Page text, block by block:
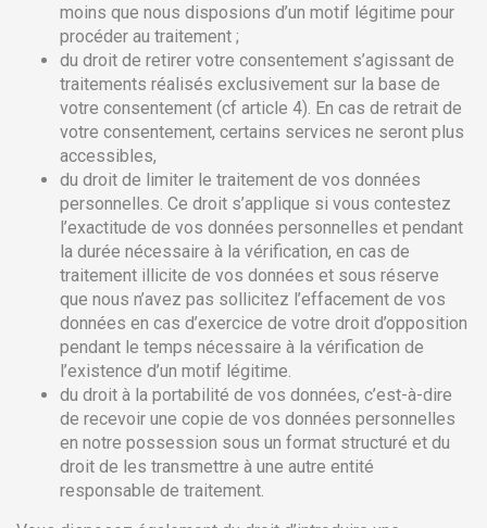
moins que nous disposions d’un motif légitime pour
procéder au traitement ;
du droit de retirer votre consentement s’agissant de
traitements réalisés exclusivement sur la base de
votre consentement (cf article 4). En cas de retrait de
votre consentement, certains services ne seront plus
accessibles,
du droit de limiter le traitement de vos données
personnelles. Ce droit s’applique si vous contestez
l’exactitude de vos données personnelles et pendant
la durée nécessaire à la vérification, en cas de
traitement illicite de vos données et sous réserve
que nous n’avez pas sollicitez l’effacement de vos
données en cas d’exercice de votre droit d’opposition
pendant le temps nécessaire à la vérification de
l’existence d’un motif légitime.
du droit à la portabilité de vos données, c’est-à-dire
de recevoir une copie de vos données personnelles
en notre possession sous un format structuré et du
droit de les transmettre à une autre entité
responsable de traitement.